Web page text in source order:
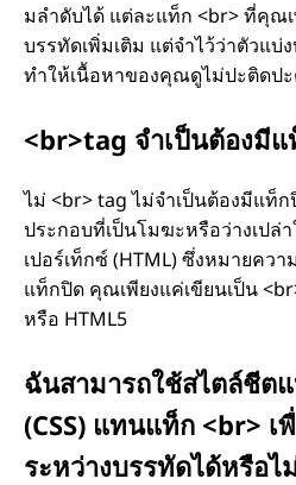
H
M
มลําดับได้ แต่ละแท็ก <br> ที่คุณ
บรรทัดเพิ่มเติม แต่จําไว้ว่าตัวแบ่
ทําให้เนื้อหาของคุณดูไม่ปะติดป
<br>tag จําเป็นต้องมี
ไม่ <br> tag ไม่จําเป็นต้องมีแท็
ประกอบที่เป็นโมฆะหรือว่างเปล่
เปอร์เท็กซ์ (HTML) ซึ่งหมายคว
แท็กปิด คุณเพียงแค่เขียนเป็น
หรือ HTML5
ฉันสามารถใช้สไตล์ชีต
(CSS) แทนแท็ก <br> เ
ระหว่างบรรทัดได้หรือไ